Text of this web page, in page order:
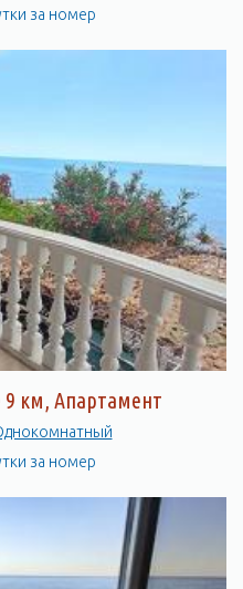
за номер
км, Апартамент
Однокомнатный
за номер